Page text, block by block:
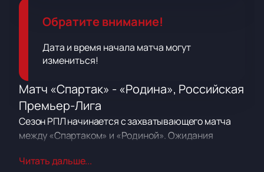
Обратите внимание!
Дата и время начала матча могут
измениться!
Матч «Спартак» - «Родина», Российская
Премьер-Лига
Сезон РПЛ начинается с захватывающего матча
между «Спартаком» и «Родиной». Ожидания
качества на поле. Турнир обещает подарить
Читать дальше...